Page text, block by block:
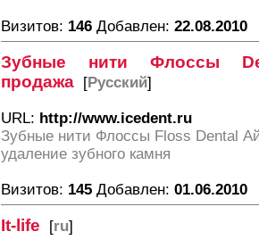
Визитов: 146 Добавлен: 22.08.2010
Зубные нити Флоссы
продажа [Русский]
URL: http://www.icedent.ru
Зубные нити Флоссы Floss Dental
удаление зубного камня
Визитов: 145 Добавлен: 01.06.2010
It-life [ru]